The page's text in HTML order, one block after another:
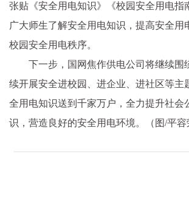
张贴《安全用电知识》《校园安全用电指
广大师生了解安全用电知识，提高安全用
校园安全用电秩序。
下一步，国网焦作供电公司将继续围
续开展安全进校园、进企业、进社区等主
全用电知识送到千家万户，全力提升社会
识，营造良好的安全用电环境。（图/平容